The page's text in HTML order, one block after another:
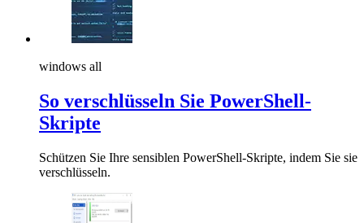
windows all
So verschlüsseln Sie PowerShell-
Skripte
Schützen Sie Ihre sensiblen PowerShell-Skripte, indem Sie sie
verschlüsseln.